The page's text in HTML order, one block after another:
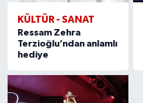
KÜLTÜR - SANAT
Ressam Zehra
Terzioğlu’ndan anlamlı
hediye